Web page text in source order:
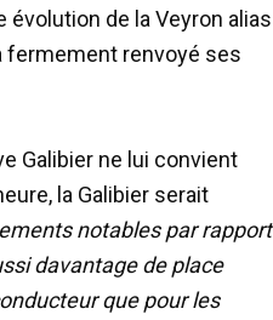
évolution de la Veyron alias
fermement renvoyé ses
Galibier ne lui convient
la Galibier serait
notables par rapport
davantage de place
que pour les